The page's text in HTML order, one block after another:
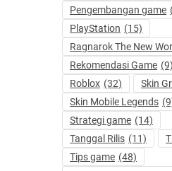
Pengembangan game
PlayStation (15)
Ragnarok The New
Rekomendasi Game (9)
Roblox (32) Skin
Skin Mobile Legends
Strategi game (14)
Tanggal Rilis (11)
Tips game (48)